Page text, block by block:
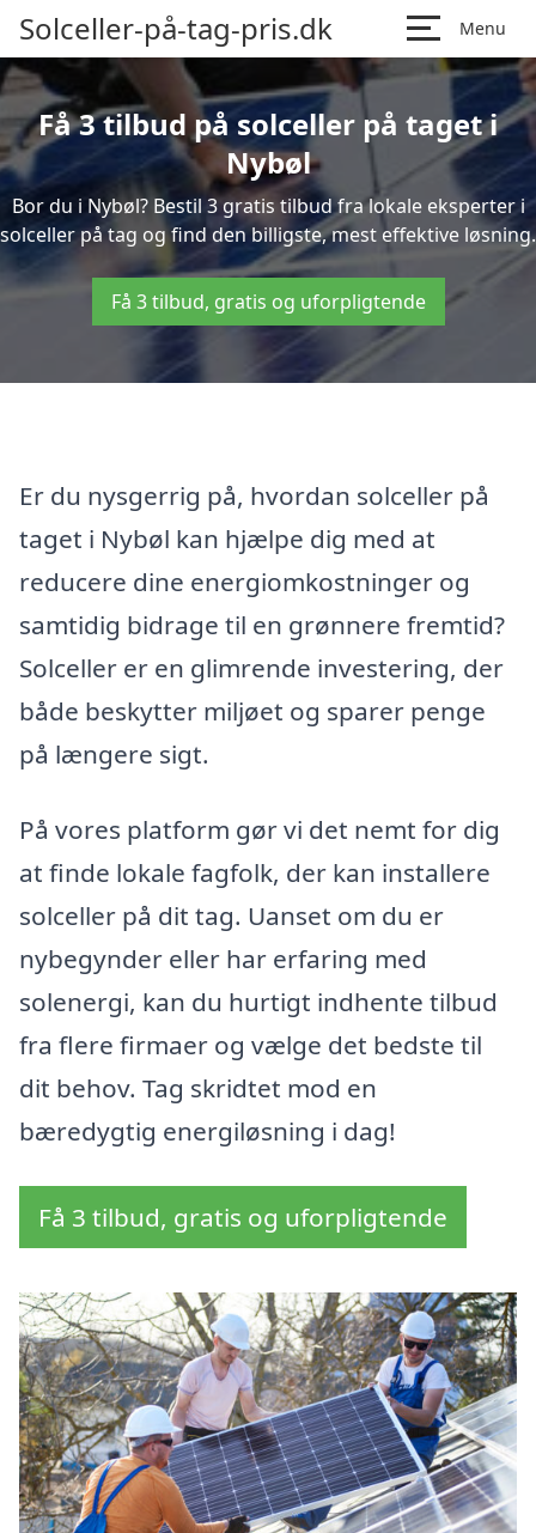
Solceller-på-tag-pris.dk Menu
Få 3 tilbud på solceller på taget i
Nybøl
Bor du i Nybøl? Bestil 3 gratis tilbud fra lokale eksperter i
solceller på tag og find den billigste, mest effektive løsning.
Få 3 tilbud, gratis og uforpligtende
Er du nysgerrig på, hvordan solceller på
taget i Nybøl kan hjælpe dig med at
reducere dine energiomkostninger og
samtidig bidrage til en grønnere fremtid?
Solceller er en glimrende investering, der
både beskytter miljøet og sparer penge
på længere sigt.
På vores platform gør vi det nemt for dig
at finde lokale fagfolk, der kan installere
solceller på dit tag. Uanset om du er
nybegynder eller har erfaring med
solenergi, kan du hurtigt indhente tilbud
fra flere firmaer og vælge det bedste til
dit behov. Tag skridtet mod en
bæredygtig energiløsning i dag!
Få 3 tilbud, gratis og uforpligtende